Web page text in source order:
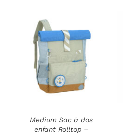
AJOUTER AU
PANIER
/
DÉTAILS
Medium Sac à dos
enfant Rolltop –